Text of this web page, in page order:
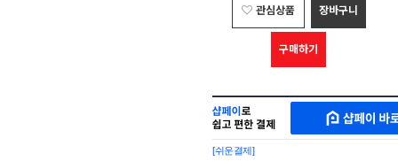
관심상품 장바구니
구매하기
MAKESHOP
SHOPPAY
로
간
페
이
[쉬운결제]